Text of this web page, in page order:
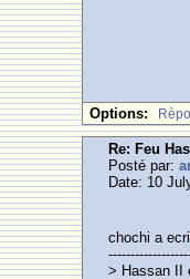
Options:
Re: Feu
Posté par:
Date: 10
chochi a
> Hassan II